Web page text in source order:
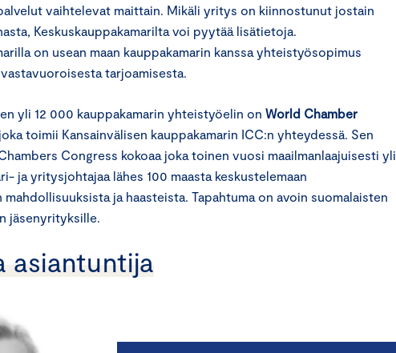
vaihtelevat maittain. Mikäli yritys on kiinnostunut jostain
Keskuskauppakamarilta voi pyytää lisätietoja.
on usean maan kauppakamarin kanssa yhteistyösopimus
tarjoamisesta.
yli 12 000 kauppakamarin yhteistyöelin on World Chamber
, joka toimii Kansainvälisen kauppakamarin ICC:n yhteydessä. Sen
Congress kokoaa joka toinen vuosi maailmanlaajuisesti yli
ja yritysjohtajaa lähes 100 maasta keskustelemaan
mahdollisuuksista ja haasteista. Tapahtuma on avoin suomalaisten
jäsenyrityksille.
asiantuntija